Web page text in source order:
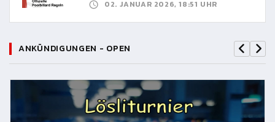
02. JANUAR 2026, 18:51 UHR
ANKÜNDIGUNGEN - OPEN